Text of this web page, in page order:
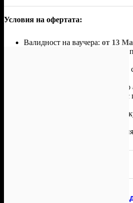
Условия на офертата:
Валидност на ваучера: от 13
С предварителна заявка, 2 дни
Тортата се получава на място
Има възможност за доставка
която е за сметка на клиента -
Тортата се получава в красива
глобални
Сладкарница